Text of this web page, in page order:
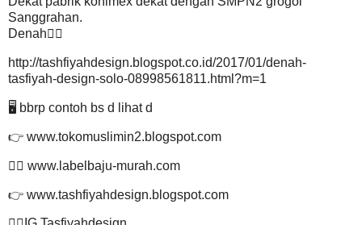
Sanggrahan.
Denah👇🏽
http://tashfiyahdesign.blogspot.co.id/2017/01/denah-
tasfiyah-design-solo-08998561811.html?m=1
🖥 bbrp contoh bs d lihat d
👉 www.tokomuslimin2.blogspot.com
👉🏽 www.labelbaju-murah.com
👉 www.tashfiyahdesign.blogspot.com